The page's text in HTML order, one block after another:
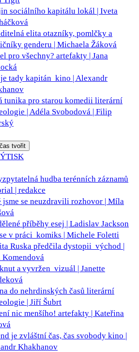
sociálního kapitálu lokál | Iveta
elita otazníky, pomlčky a
genderu | Michaela Žáková
pro všechny? artefakty | Jana
tady kapitán kino | Alexandr
tunika pro starou komedii literární
| Adéla Svobodová | Filip
tvořit
hudba terénních záznamů
| redakce
jsme se neuzdravili rozhovor | Míla
příběhy esej | Ladislav Jackson
v práci komiks | Michele Foletti
Ruska předčila dystopii východ |
Komendová
a vyvržen vizuál | Janette
do nehrdinských časů literární
| Jiří Šubrt
nic menšího! artefakty | Kateřina
je zvláštní čas, čas svobody kino |
Khakhanov